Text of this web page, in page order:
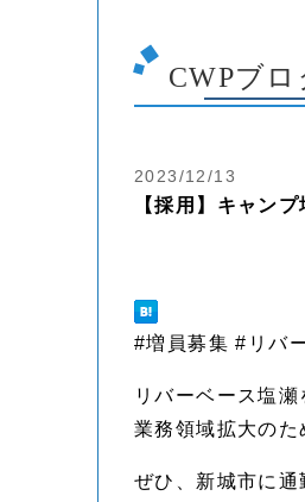
CWPブロ
2023/12/13
【採用】キャン
#増員募集 #リバ
リバーベース塩
業務領域拡大のた
ぜひ、新城市に